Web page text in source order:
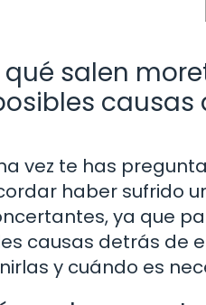
qué salen
causas
vez te has
haber sufrido
ya que
causas detrás de
y cuándo es